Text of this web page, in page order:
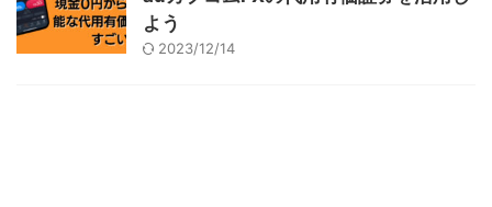
よう
2023/12/14